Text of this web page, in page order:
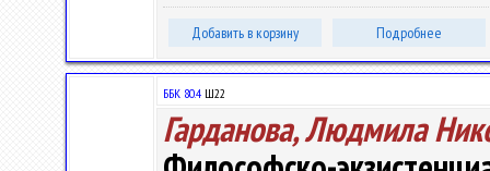
Добавить в корзину Подробнее
ББК 80.4 Ш22
Гарданова, Людмила